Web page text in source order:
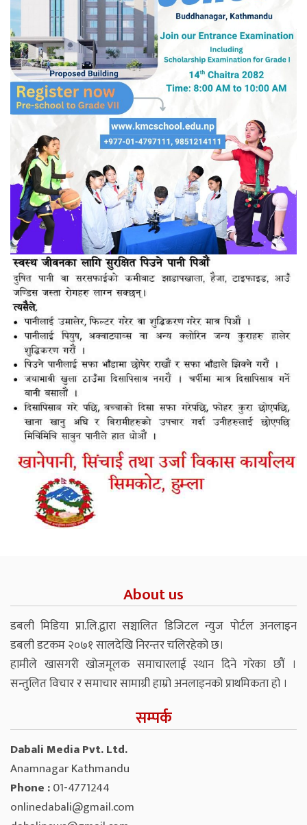
About us
डबली मिडिया प्रा.लि.द्वारा सञ्चालित डिजिटल न्युज पोर्टल अनलाइन
डबली डटकम २०७१ सालदेखि निरन्तर चलिरहेको छ।
हामीले खासगरी खोजमूलक समाचारलाई स्थान दिने गरेका छौं ।
सन्तुलित विचार र समाचार सामाग्री हाम्रो अनलाइनको प्राथमिकता हो ।
सम्पर्क
Dabali Media Pvt. Ltd.
Anamnagar Kathmandu
Phone :01-4771244
onlinedabali@gmail.com